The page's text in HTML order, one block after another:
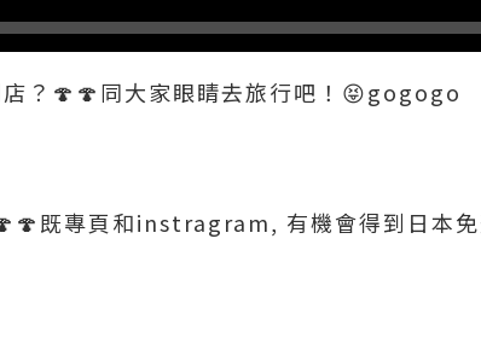
？🍄🍄同大家眼睛去旅行吧！😝gogogo
既專頁和instragram, 有機會得到日本